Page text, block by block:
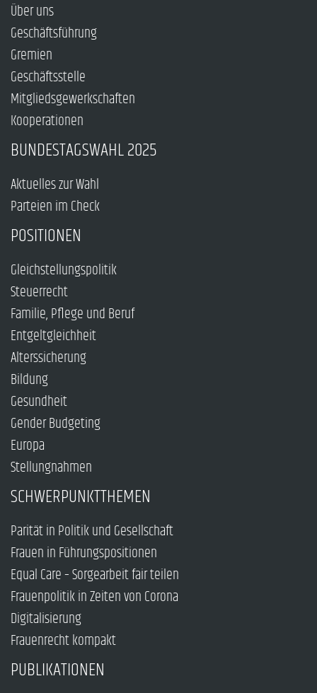
Über uns
Geschäftsführung
Gremien
Geschäftsstelle
Mitgliedsgewerkschaften
Kooperationen
BUNDESTAGSWAHL 2025
Aktuelles zur Wahl
Parteien im Check
POSITIONEN
Gleichstellungspolitik
Steuerrecht
Familie, Pflege und Beruf
Entgeltgleichheit
Alterssicherung
Bildung
Gesundheit
Gender Budgeting
Europa
Stellungnahmen
SCHWERPUNKTTHEMEN
Parität in Politik und Gesellschaft
Frauen in Führungspositionen
Equal Care – Sorgearbeit fair teilen
Frauenpolitik in Zeiten von Corona
Digitalisierung
Frauenrecht kompakt
PUBLIKATIONEN